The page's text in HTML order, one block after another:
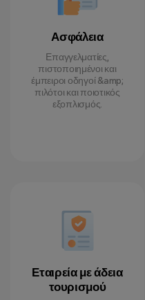
Ασφάλεια
Επαγγελματίες,
πιστοποιημένοι και
έμπειροι οδηγοί &amp;
πιλότοι και ποιοτικός
εξοπλισμός.
Εταιρεία με άδεια
τουρισμού